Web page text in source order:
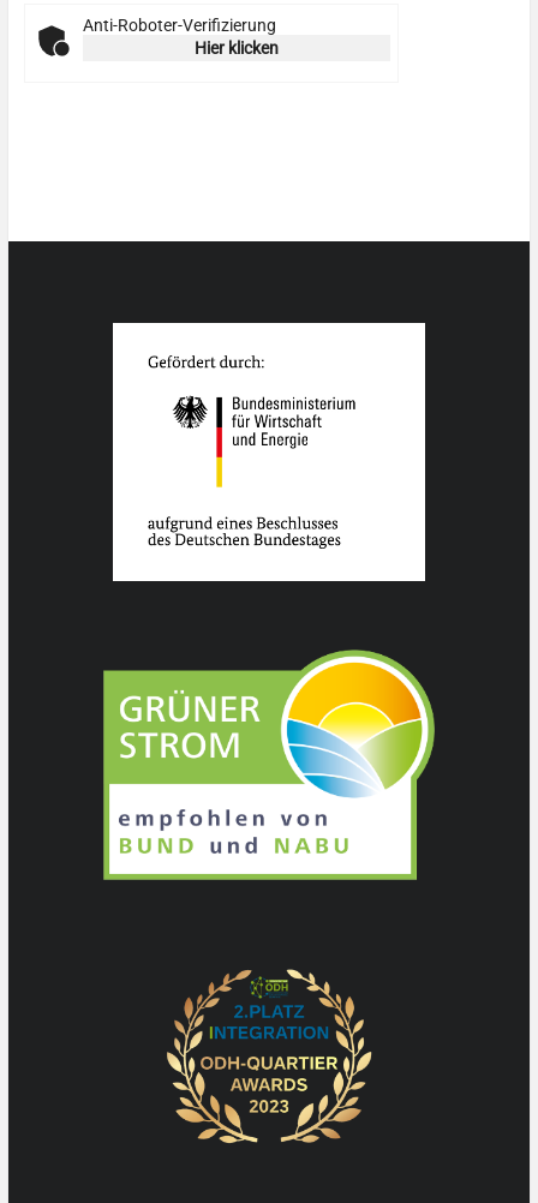
Anti-Roboter-Verifizierung
Hier klicken